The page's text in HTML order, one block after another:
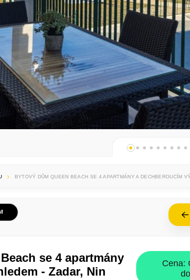
BYTOVÝ DŮM QUEEN BEACH SE 4 APARTMÁNY A DECHBEROUCÍM
se 4 apartmány
- Zadar, Nin
Cena: